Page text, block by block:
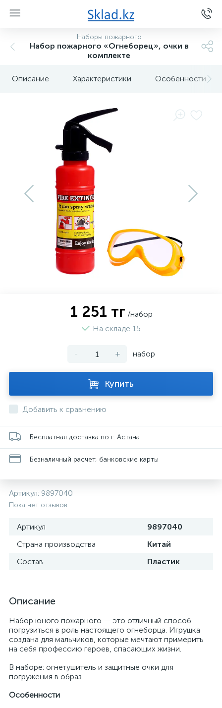
Наборы пожарного
Набор пожарного «Огнеборец», очки в
комплекте
Описание Характеристики Особенности
1 251 тг /набор
На складе 15
- + набор
Купить
Добавить к сравнению
Бесплатная доставка по г. Астана
Безналичный расчет, банковские карты
Артикул: 9897040
Пока нет отзывов
Артикул
9897040
Страна производства
Китай
Состав
Пластик
Описание
Набор юного пожарного — это отличный способ
погрузиться в роль настоящего огнеборца. Игрушка
создана для мальчиков, которые мечтают примерить
на себя профессию героев, спасающих жизни.
В наборе: огнетушитель и защитные очки для
погружения в образ.
Особенности